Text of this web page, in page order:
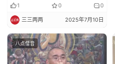
佛
教
艺
术
1 0 0
三三两两 2025年7月10日
八点僧音